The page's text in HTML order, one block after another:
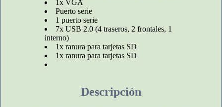
1x VGA
Puerto serie
1 puerto serie
7x USB 2.0 (4 traseros, 2 frontales, 1
interno)
1x ranura para tarjetas SD
1x ranura para tarjetas SD
Descripción